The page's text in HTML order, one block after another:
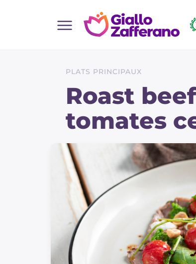
Toutes les recettes
Plats principaux
Accompagnement
Pizzas et focaccia
Gateaux et patisserie
Dernieres recettes
PLATS PRINCIPAUX
Roast
tomates